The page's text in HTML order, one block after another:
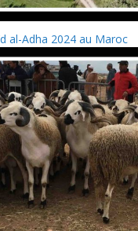
al-Adha 2024 au Maroc